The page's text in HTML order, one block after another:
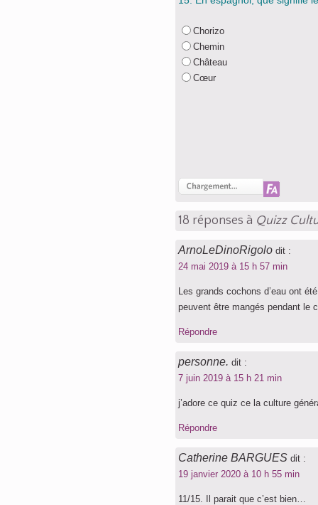
Chorizo
Chemin
Château
Cœur
18 réponses à Quizz
ArnoLeDinoRigolo dit :
24 mai 2019 à 15 h 57 min
Les grands cochons d’eau ont
peuvent être mangés pendant le
Répondre
personne. dit :
7 juin 2019 à 15 h 21 min
j’adore ce quiz ce la culture
Répondre
Catherine BARGUES dit :
19 janvier 2020 à 10 h 55 min
11/15. Il parait que c’est bien…